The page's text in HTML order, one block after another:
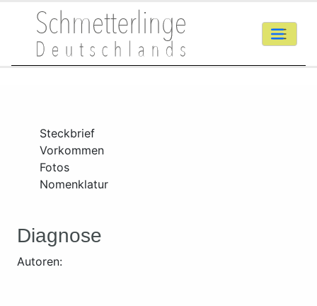
Steckbrief
Vorkommen
Fotos
Nomenklatur
Diagnose
Autoren: